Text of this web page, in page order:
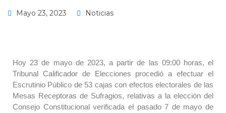
Mayo 23, 2023 Noticias
Hoy 23 de mayo de 2023, a partir de las 09:00 horas, el
Tribunal Calificador de Elecciones procedió a efectuar el
Escrutinio Público de 53 cajas con efectos electorales de las
Mesas Receptoras de Sufragios, relativas a la elección del
Consejo Constitucional verificada el pasado 7 de mayo de